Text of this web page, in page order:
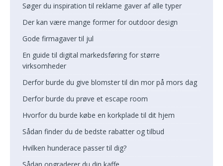
Søger du inspiration til reklame gaver af alle typer
Der kan være mange former for outdoor design
Gode firmagaver til jul
En guide til digital markedsføring for større
virksomheder
Derfor burde du give blomster til din mor på mors dag
Derfor burde du prøve et escape room
Hvorfor du burde købe en korkplade til dit hjem
Sådan finder du de bedste rabatter og tilbud
Hvilken hunderace passer til dig?
Sådan opgraderer du din kaffe